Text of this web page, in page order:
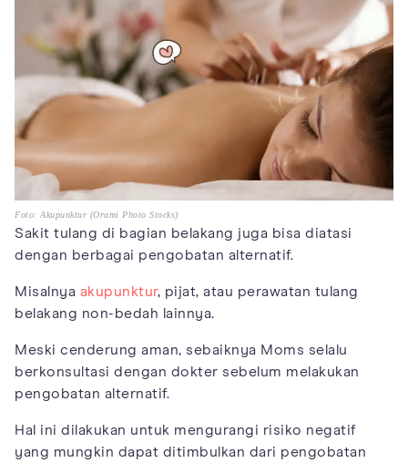
Foto: Akupunktur (Orami Photo Stocks)
Sakit tulang di bagian belakang juga bisa diatasi
dengan berbagai pengobatan alternatif.
Misalnya akupunktur, pijat, atau perawatan tulang
belakang non-bedah lainnya.
Meski cenderung aman, sebaiknya Moms selalu
berkonsultasi dengan dokter sebelum melakukan
pengobatan alternatif.
Hal ini dilakukan untuk mengurangi risiko negatif
yang mungkin dapat ditimbulkan dari pengobatan